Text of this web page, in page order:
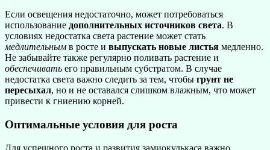
Если освещения недостаточно, может потребоваться
использование дополнительных источников света. В
условиях недостатка света растение может стать
медлительным в росте и выпускать новые листья медленно.
Не забывайте также регулярно поливать растение и
обеспечивать его правильным субстратом. В случае
недостатка света важно следить за тем, чтобы грунт не
пересыхал, но и не оставался слишком влажным, что может
привести к гниению корней.
Оптимальные условия для роста
Для успешного роста и развития замиокулькаса важно